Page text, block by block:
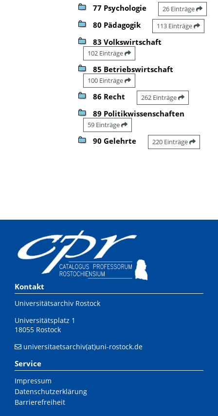
77 Psychologie 26 Einträge
80 Pädagogik 113 Einträge
83 Volkswirtschaft
102 Einträge
85 Betriebswirtschaft
100 Einträge
86 Recht 262 Einträge
89 Politikwissenschaften
59 Einträge
90 Gelehrte 220 Einträge
Kontakt
Universitätsarchiv Rostock
Universitätsplatz 1
18055 Rostock
universitaetsarchiv(at)uni-rostock.de
Service
Impressum
Datenschutzerklärung
Barrierefreiheit